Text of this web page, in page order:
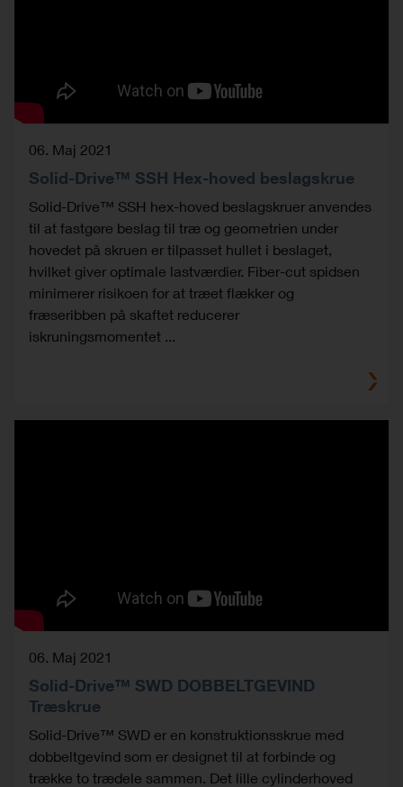
06. Maj 2021
Solid-Drive™ SSH Hex-hoved beslagskrue
Solid-Drive™ SSH hex-hoved beslagskruer anvendes
til at fastgøre beslag til træ og geometrien under
hovedet på skruen er tilpasset hullet i beslaget,
hvilket giver optimale lastværdier. Fiber-cut spidsen
minimerer risikoen for at træet flækker og
fræseribben på skaftet reducerer
iskruningsmomentet ...
06. Maj 2021
Solid-Drive™ SWD DOBBELTGEVIND
Træskrue
Solid-Drive™ SWD er en konstruktionsskrue med
dobbeltgevind som er designet til at forbinde og
trække to trædele sammen. Det lille cylinderhoved